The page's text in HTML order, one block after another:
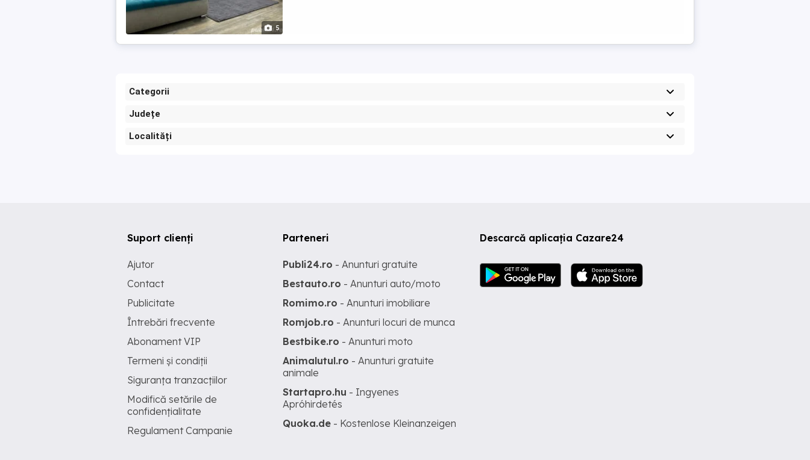
5
Categorii
Județe
Localități
Descarcă aplicația Cazare24
Suport clienți
Ajutor
Contact
Publicitate
Întrebări frecvente
Abonament VIP
Termeni și condiții
Siguranța tranzacțiilor
Modifică setările de
confidențialitate
Regulament Campanie
Parteneri
Publi24.ro - Anunturi gratuite
Bestauto.ro - Anunturi auto/moto
Romimo.ro - Anunturi imobiliare
Romjob.ro - Anunturi locuri de munca
Bestbike.ro - Anunturi moto
Animalutul.ro - Anunturi gratuite
animale
Startapro.hu - Ingyenes
Apróhirdetés
Quoka.de - Kostenlose Kleinanzeigen